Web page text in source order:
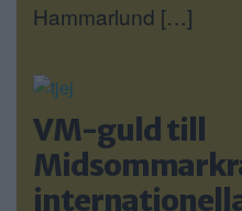
Hammarlund […]
VM-guld till